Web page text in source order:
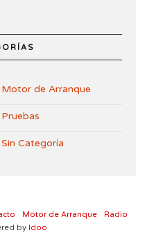
Motor de Arranque
Pruebas
Sin Categoría
Motor de Arranque
Radio
by Idoo